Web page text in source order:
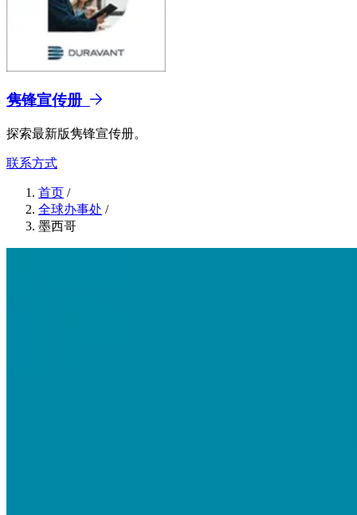
隽锋宣传册
探索最新版隽锋宣传册。
联系方式
首页 /
全球办事处 /
墨西哥